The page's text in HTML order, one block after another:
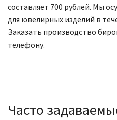
составляет 700 рублей. Мы
для ювелирных изделий в
Заказать производство
телефону.
Часто